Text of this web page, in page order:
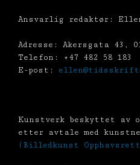
Ansvarlig redaktør:
Adresse: Akersgata 43,
Telefon: +47 482 58 183
E-post:
Kunstverk beskyttet av
etter avtale med
(Billedkunst